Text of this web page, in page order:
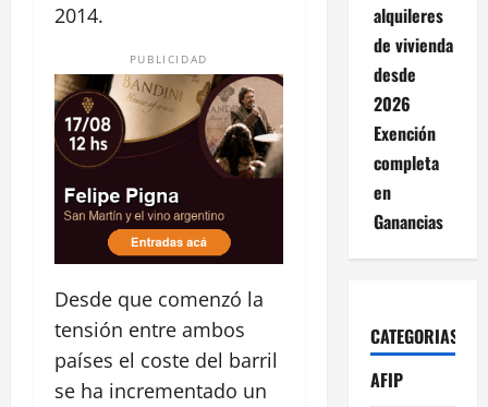
2014.
PUBLICIDAD
Desde que comenzó la
tensión entre ambos
países el coste del barril
se ha incrementado un
alquileres
de vivienda
desde
2026
Exención
completa
en
Ganancias
CATEGORIAS
AFIP